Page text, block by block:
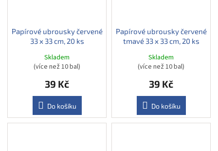
Papírové ubrousky červené
33 x 33 cm, 20 ks
Skladem
(více než 10 bal)
39 Kč
Do košíku
Papírové ubrousky červené
tmavé 33 x 33 cm, 20 ks
Skladem
(více než 10 bal)
39 Kč
Do košíku